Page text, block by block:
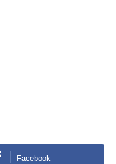
Facebook